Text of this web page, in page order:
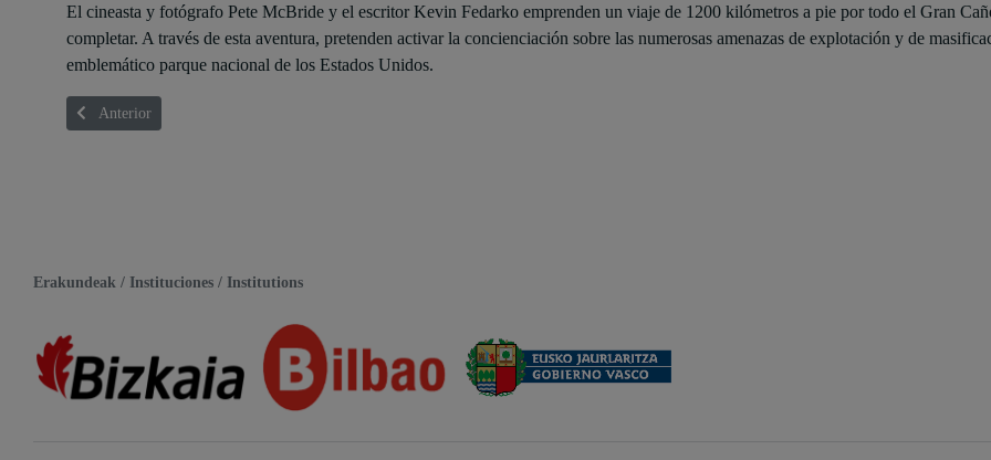
El cineasta y fotógrafo Pete McBride y el escritor Kevin Fedarko emprenden un viaje de 1200 kilómetros a pie por todo el Gran
completar. A través de esta aventura, pretenden activar la concienciación sobre las numerosas amenazas de explotación y de
emblemático parque nacional de los Estados Unidos.
Artículo anterior: HIRE HIMALAYA
Anterior
Erakundeak / Instituciones / Institutions